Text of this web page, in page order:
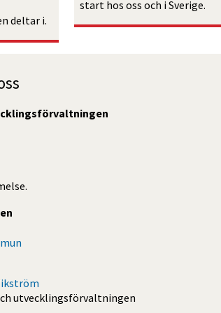
deltar i.
start hos oss och i Sverige.
utvecklingsförvaltningen